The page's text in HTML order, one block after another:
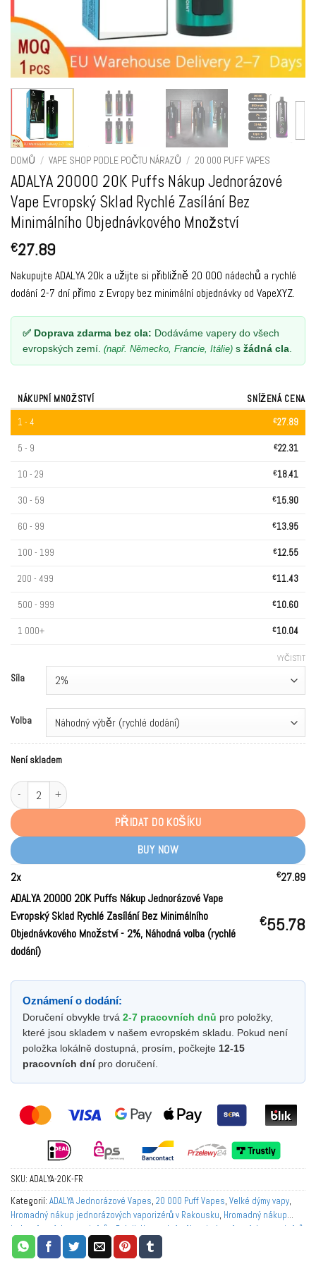
DOMŮ / VAPE SHOP PODLE POČTU NÁRAZŮ / 20 000 PUFF VAPES
ADALYA 20000 20K Puffs Nákup Jednorázové
Vape Evropský Sklad Rychlé Zasílání Bez
Minimálního Objednávkového Množství
€27.89
Nakupujte ADALYA 20k a užijte si přibližně 20 000 nádechů a rychlé
dodání 2-7 dní přímo z Evropy bez minimální objednávky od VapeXYZ.
✅ Doprava zdarma bez cla: Dodáváme vapery do všech
evropských zemí. (např. Německo, Francie, Itálie) s žádná cla.
NÁKUPNÍ MNOŽSTVÍ
SNÍŽENÁ CENA
1 - 4
€27.89
5 - 9 €22.31
10 - 29 €18.41
30 - 59 €15.90
60 - 99 €13.95
100 - 199 €12.55
200 - 499 €11.43
500 - 999 €10.60
1 000+ €10.04
Síla
Volba
VYČISTIT
Není skladem
ADALYA 20000 20K Puffs Purchase Disposable Vape European Warehouse
PŘIDAT DO KOŠÍKU
BUY NOW
2x €27.89
ADALYA 20000 20K Puffs Nákup Jednorázové Vape
Evropský Sklad Rychlé Zasílání Bez Minimálního
Objednávkového Množství- 2%, Náhodná volba (rychlé
dodání)
€55.78
Oznámení o dodání:
Doručení obvykle trvá 2-7 pracovních dnů pro položky,
které jsou skladem v našem evropském skladu. Pokud není
položka lokálně dostupná, prosím, počkejte 12-15
pracovních dnípro doručení.
SKU: ADALYA-20K-FR
Kategorií: ADALYA Jednorázové Vapes, 20 000 Puff Vapes, Velké dýmy vapy,
Hromadný nákup jednorázových vaporizérů v Rakousku, Hromadný nákup
jednorázových vaporizérů v Belgii Hromadný nákup jednorázových vaporizérů
v Evropě
,Hromadný nákup jednorázových vaporizérů ve Francii
nákup jednorázových vaporizérů v Německu